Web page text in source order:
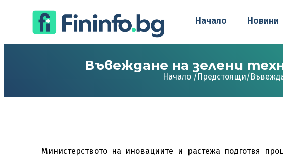
Начало Новини
Въвеждане на зелени
Начало /Предстоящи/
Министерството на иновациите и растежа подготвя